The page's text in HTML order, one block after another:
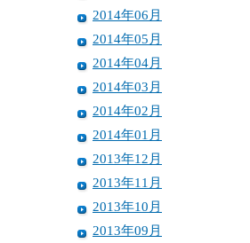
2014年06月
2014年05月
2014年04月
2014年03月
2014年02月
2014年01月
2013年12月
2013年11月
2013年10月
2013年09月